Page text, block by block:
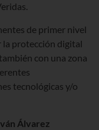
de primer nivel
la protección digital
con una zona
tecnológicas y/o
Álvarez